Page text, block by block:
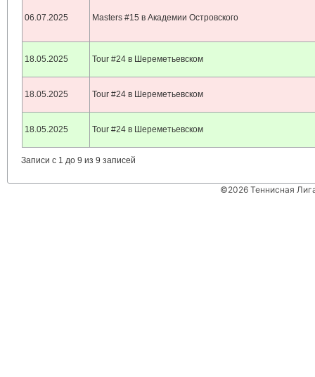
06.07.2025 Masters #15 в Академии Островского
18.05.2025 Tour #24 в Шереметьевском
18.05.2025 Tour #24 в Шереметьевском
18.05.2025 Tour #24 в Шереметьевском
Записи с 1 до 9 из 9 записей
©2026 Теннисная